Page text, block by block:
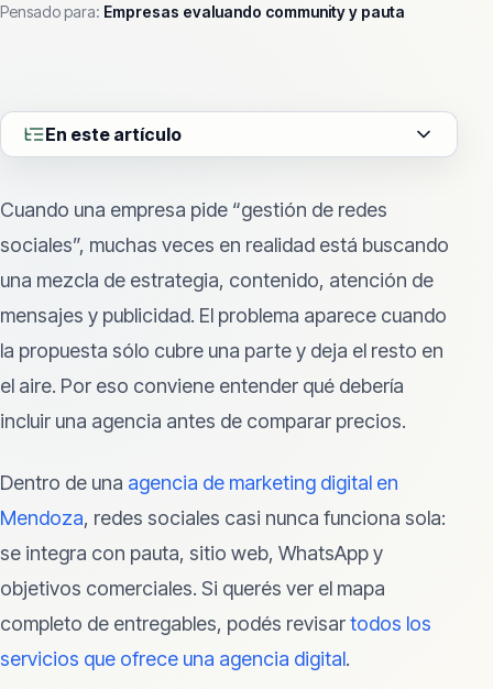
Pensado para: Empresas evaluando community y pauta
En este artículo
Cuando una empresa pide “gestión de redes
sociales”, muchas veces en realidad está buscando
una mezcla de estrategia, contenido, atención de
mensajes y publicidad. El problema aparece cuando
la propuesta sólo cubre una parte y deja el resto en
el aire. Por eso conviene entender qué debería
incluir una agencia antes de comparar precios.
Dentro de una agencia de marketing digital en
Mendoza, redes sociales casi nunca funciona sola:
se integra con pauta, sitio web, WhatsApp y
objetivos comerciales. Si querés ver el mapa
completo de entregables, podés revisartodos los
servicios que ofrece una agencia digital.